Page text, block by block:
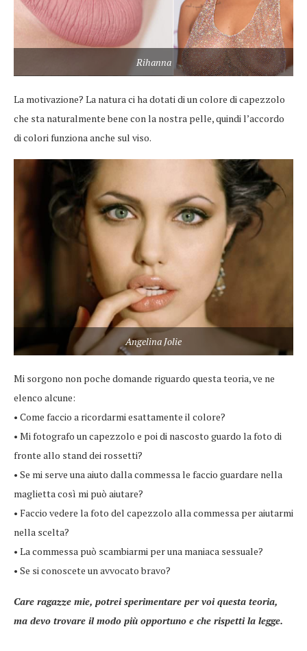
Rihanna
La motivazione? La natura ci ha dotati di un colore di capezzolo
che sta naturalmente bene con la nostra pelle, quindi l’accordo
di colori funziona anche sul viso.
Angelina Jolie
Mi sorgono non poche domande riguardo questa teoria, ve ne
elenco alcune:
• Come faccio a ricordarmi esattamente il colore?
• Mi fotografo un capezzolo e poi di nascosto guardo la foto di
fronte allo stand dei rossetti?
• Se mi serve una aiuto dalla commessa le faccio guardare nella
maglietta così mi può aiutare?
• Faccio vedere la foto del capezzolo alla commessa per aiutarmi
nella scelta?
• La commessa può scambiarmi per una maniaca sessuale?
• Se si conoscete un avvocato bravo?
Care ragazze mie, potrei sperimentare per voi questa teoria,
ma devo trovare il modo più opportuno e che rispetti la legge.